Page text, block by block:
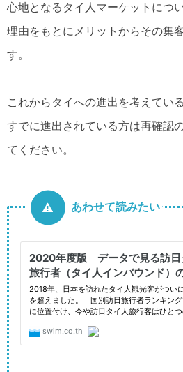
心地となるタイ人マーケットにつ
理由をもとにメリットからその集
す。
これからタイへの進出を考えてい
すでに進出されている方は再確認
てください。
あわせて読みたい